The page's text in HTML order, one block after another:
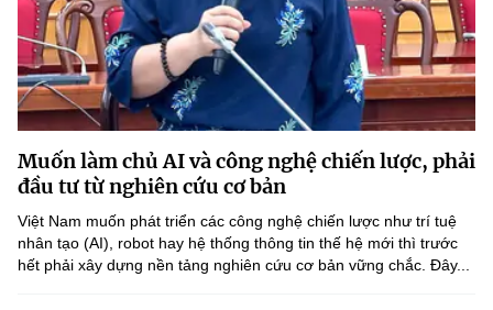
Tin địa phương
Sở hữu trí tuệ
Tiêu chuẩn, đo lường, chất lượng
Năng lượng nguyên tử
Ảnh
Voice
Nhiệm vụ trọng tâm
Chọn ngôn ngữ
Vietnamese English
Muốn làm chủ AI và công nghệ chiến lược, phải
đầu tư từ nghiên cứu cơ bản
Việt Nam muốn phát triển các công nghệ chiến lược như trí tuệ
nhân tạo (AI), robot hay hệ thống thông tin thế hệ mới thì trước
hết phải xây dựng nền tảng nghiên cứu cơ bản vững chắc. Đây...